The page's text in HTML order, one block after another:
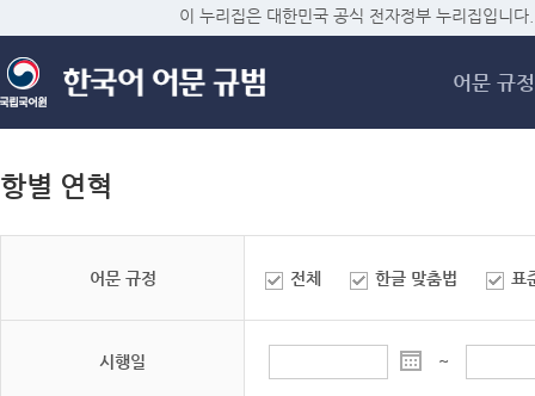
메
이 누리집은 대한민국 공식 전자정부 누리집입니다.
어문 규정
항별 연혁
어문 규정 전체 한글 맞춤법 표
시행일 ~